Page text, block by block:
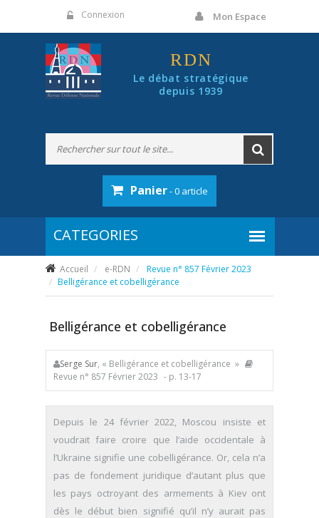
Connexion Mon Espace
RDN
Le débat stratégique
depuis 1939
Panier- 0 article
Accueil e-RDN
Revue n° 857 Février 2023
Belligérance et cobelligérance
Belligérance et cobelligérance
Serge Sur, « Belligérance et cobelligérance »
Revue n° 857 Février 2023 - p. 13-17
Depuis le 24 février 2022, Moscou insiste et
voudrait faire croire que l’aide occidentale à
l’Ukraine signifie une cobelligérance. Or, cela n’a
pas de fondement juridique d’autant plus que
les pays octroyant des armements à Kiev ont
dès le début bien signifié qu’il n’y aurait pas